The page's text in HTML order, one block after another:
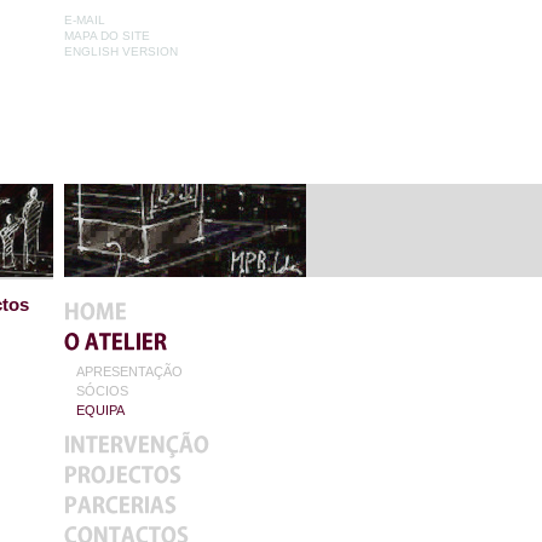
E-MAIL
MAPA DO SITE
ENGLISH VERSION
APRESENTAÇÃO
SÓCIOS
EQUIPA